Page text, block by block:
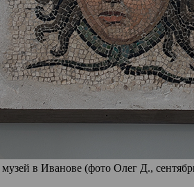
в Иванове (фото Олег Д.,